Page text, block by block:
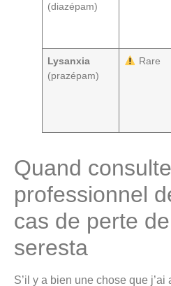
(diazépam)
Lysanxia
(prazépam)
Rare
Quand
professionnel
cas de perte
seresta
S’il y a bien une chose que